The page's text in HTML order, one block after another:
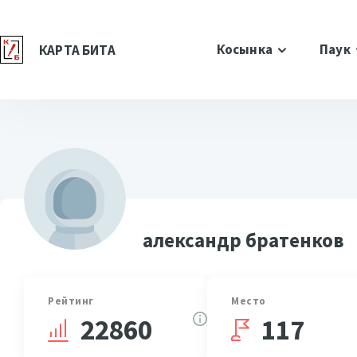
КАРТА БИТА Косынка Паук
александр братенков
Рейтинг
22860
Место
117